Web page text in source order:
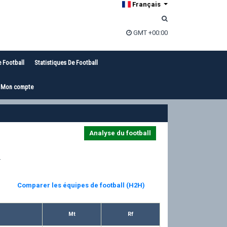
Français
GMT +00:00
Football Statistiques De Football
Mon compte
Analyse du football
Comparer les équipes de football (H2H)
Mt Rf